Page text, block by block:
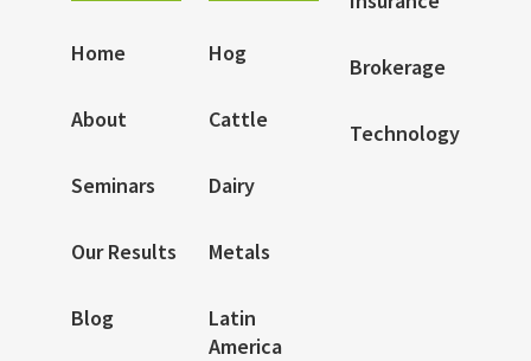
Home
About
Seminars
Our Results
Blog
Hog
Cattle
Dairy
Metals
Latin
America
Brokerage
Technology